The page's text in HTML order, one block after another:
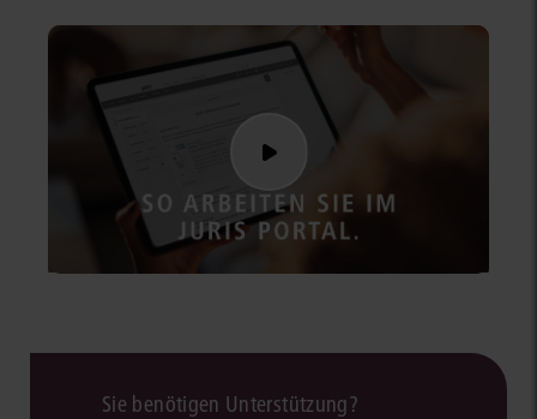
Sie benötigen Unterstützung?